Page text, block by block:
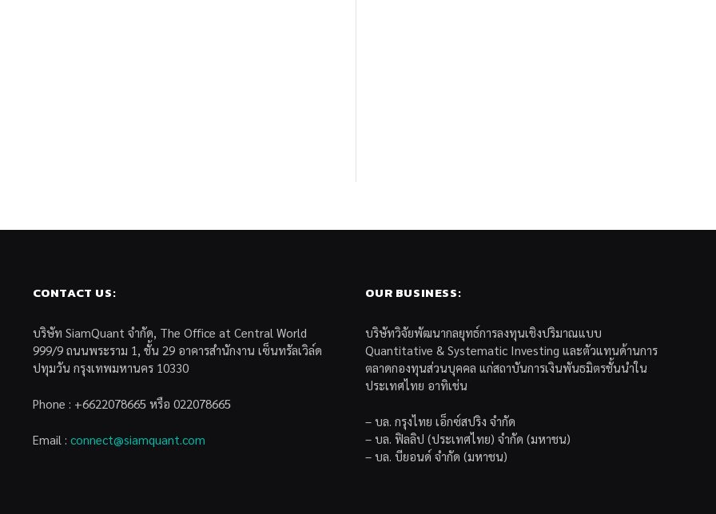
CONTACT US:
บริษัท SiamQuant จำกัด, The Office at Central World
999/9 ถนนพระราม 1, ชั้น 29 อาคารสำนักงาน เซ็นทรัลเวิล์ด
ปทุมวัน กรุงเทพมหานคร 10330
Phone : +6622078665 หรือ 022078665
Email : connect@siamquant.com
OUR BUSINESS:
บริษัทวิจัยพัฒนากลยุทธ์การลงทุนเชิงปริมาณแบบ
Quantitative & Systematic Investing และตัวแทนด้านการ
ตลาดกองทุนส่วนบุคคล แก่สถาบันการเงินพันธมิตรชั้นนำใน
ประเทศไทย อาทิเช่น
– บล. กรุงไทย เอ็กซ์สปริง จำกัด
– บล. ฟิลลิป (ประเทศไทย) จำกัด (มหาชน)
– บล. บียอนด์ จำกัด (มหาชน)